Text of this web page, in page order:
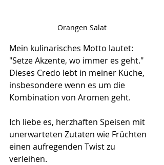
Orangen Salat
Mein kulinarisches Motto lautet:
"Setze Akzente, wo immer es geht."
Dieses Credo lebt in meiner Küche,
insbesondere wenn es um die
Kombination von Aromen geht.
Ich liebe es, herzhaften Speisen mit
unerwarteten Zutaten wie Früchten
einen aufregenden Twist zu
verleihen.